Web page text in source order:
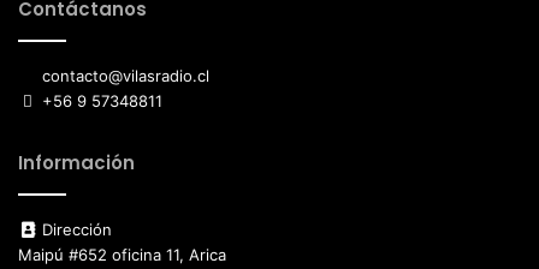
Contáctanos
contacto@vilasradio.cl
+56 9 57348811
Información
Dirección
Maipú #652 oficina 11, Arica